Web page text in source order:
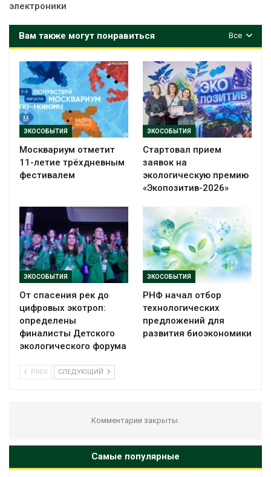
электроники
Все
Вам также могут понравиться
ЭКОСОБЫТИЯ
Москвариум отметит
11-летие трёхдневным
фестивалем
ЭКОСОБЫТИЯ
Стартовал прием
заявок на
экологическую премию
«Экопозитив-2026»
ЭКОСОБЫТИЯ
От спасения рек до
цифровых экотроп:
определены
финалисты Детского
экологического форума
ЭКОСОБЫТИЯ
РНФ начал отбор
технологических
предложений для
развития биоэкономики
PREV СЛЕДУЮЩИЙ
Комментарии закрыты.
Самые популярные